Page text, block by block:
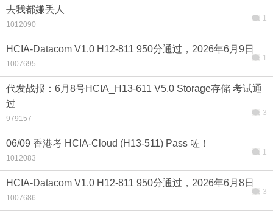
去我都嫌丢人
1012090
1
HCIA-Datacom V1.0 H12-811 950分通过，2026年6月9日
1007695
1
代发战报：6月8号HCIA_H13-611 V5.0 Storage存储 考试通
过
979157
3
06/09 香港考 HCIA-Cloud (H13-511) Pass 咗！
1012083
1
HCIA-Datacom V1.0 H12-811 950分通过，2026年6月8日
1007686
3